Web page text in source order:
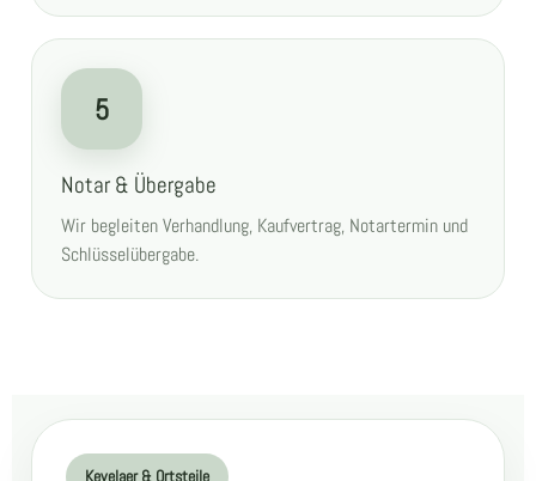
5
Notar & Übergabe
Wir begleiten Verhandlung, Kaufvertrag, Notartermin und
Schlüsselübergabe.
Kevelaer & Ortsteile